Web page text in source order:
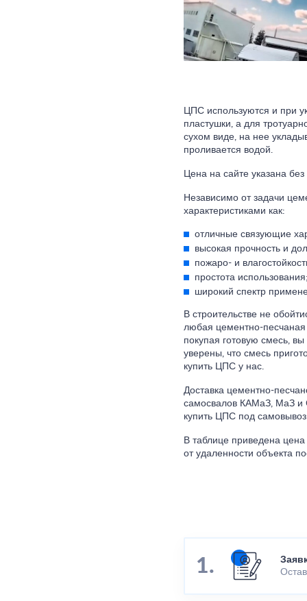
ЦПС используются и при
пластушки, а для
сухом виде, на нее
проливается водой.
Цена на сайте указана
Независимо от задачи
характеристиками как:
отличные связующие
высокая прочность и
пожаро- и
простота
широкий спектр
В строительстве не
любая цементно-
покупая готовую смесь,
уверены, что смесь
купить ЦПС у нас.
Доставка цементно-
самосвалов КАМаЗ, МаЗ и
купить ЦПС под
В таблице приведена цена
от удаленности объекта